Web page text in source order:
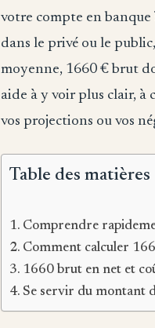
votre compte en banque
dans le privé ou le
moyenne, 1660 € brut
aide à y voir plus clair,
vos projections ou vos
Table des matières
Comprendre
Comment calculer
1660 brut en net et
Se servir du montant